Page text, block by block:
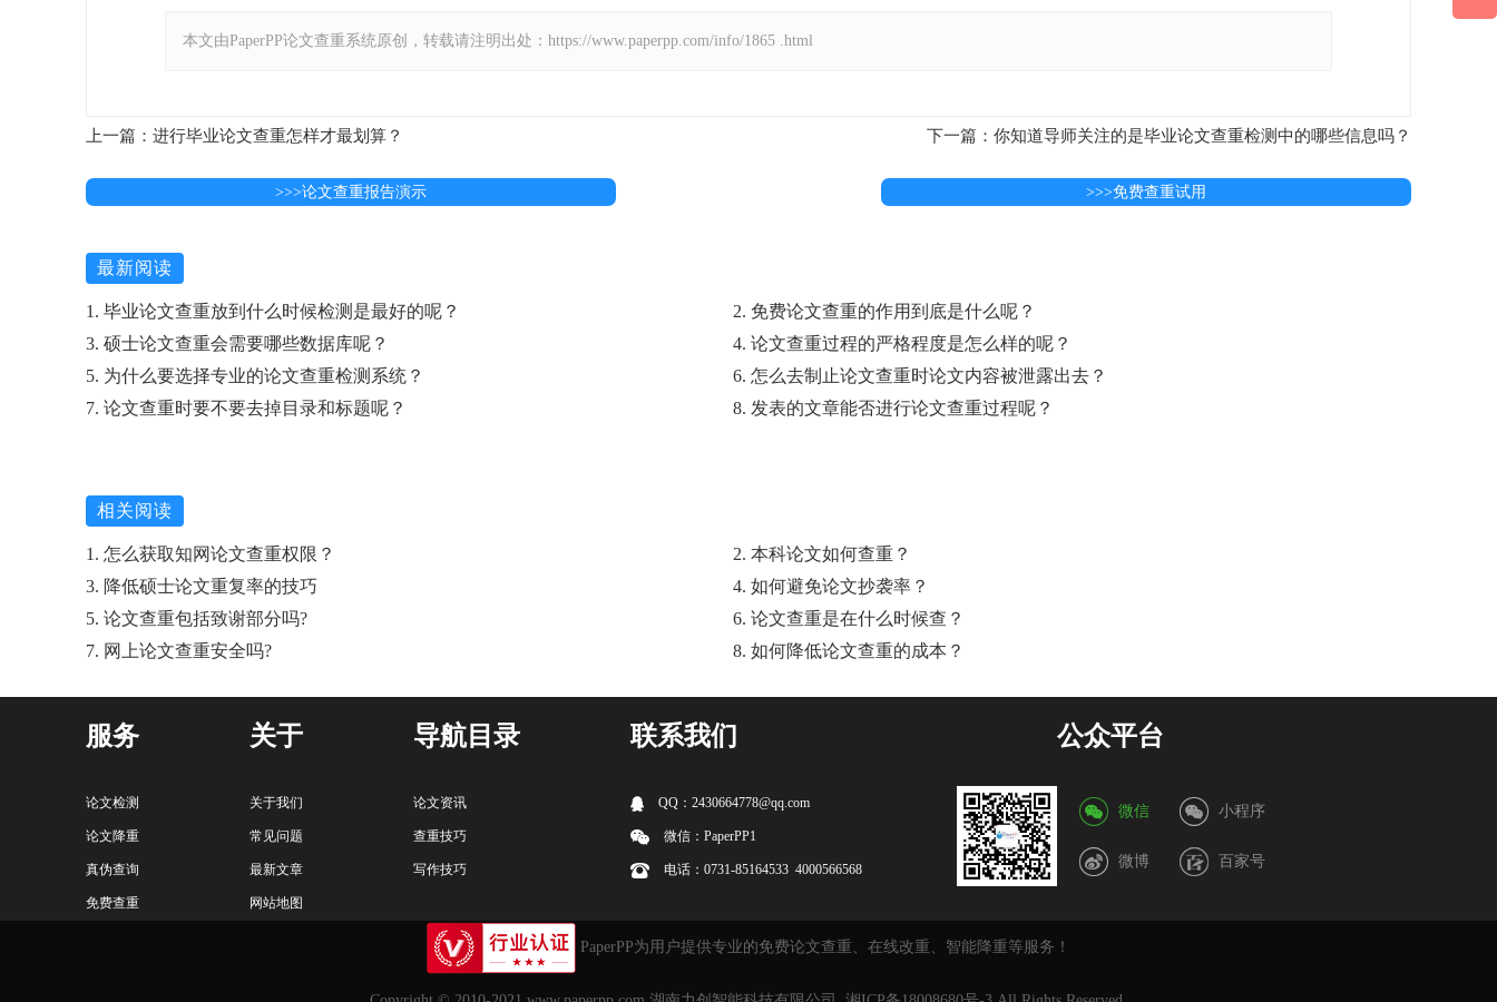
本文由PaperPP论文查重系统原创，转载请注明出处：https://www.paperpp.com/info/1865 .html
上一篇：​进行毕业论文查重怎样才最划算？ 下一篇：你知道导师关注的是毕业论文查重检测中的哪些信息吗？
>>>论文查重报告演示 >>>免费查重试用
最新阅读
1. 毕业论文查重放到什么时候检测是最好的呢？
2. 免费论文查重的作用到底是什么呢？
3. 硕士论文查重会需要哪些数据库呢？
4. 论文查重过程的严格程度是怎么样的呢？
5. 为什么要选择专业的论文查重检测系统？
6. 怎么去制止论文查重时论文内容被泄露出去？
7. 论文查重时要不要去掉目录和标题呢？
8. 发表的文章能否进行论文查重过程呢？
相关阅读
1. 怎么获取知网论文查重权限？
2. 本科论文如何查重？
3. 降低硕士论文重复率的技巧
4. 如何避免论文抄袭率？
5. 论文查重包括致谢部分吗?
6. 论文查重是在什么时候查？
7. 网上论文查重安全吗?
8. 如何降低论文查重的成本？
服务
论文检测
论文降重
真伪查询
免费查重
关于
关于我们
常见问题
最新文章
网站地图
导航目录
论文资讯
查重技巧
写作技巧
联系我们
QQ：2430664778@qq.com
微信：PaperPP1
电话：0731-85164533 4000566568
公众平台
微信 小程序
微博 百家号
PaperPP为用户提供专业的免费论文查重 、在线改重、智能降重等服务！